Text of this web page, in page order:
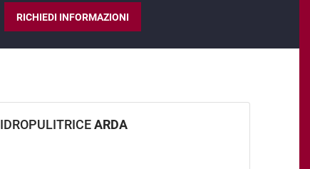
RICHIEDI INFORMAZIONI
IDROPULITRICEARDA